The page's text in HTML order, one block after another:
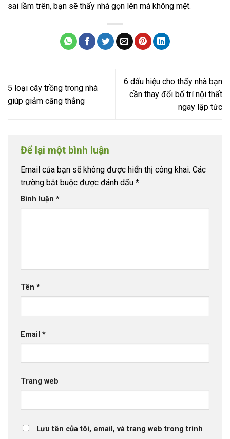
sai lầm trên, bạn sẽ thấy nhà gọn lên mà không mệt.
5 loại cây trồng trong nhà
giúp giảm căng thẳng
6 dấu hiệu cho thấy nhà bạn
cần thay đổi bố trí nội thất
ngay lập tức
Để lại một bình luận
Email của bạn sẽ không được hiển thị công khai. Các
trường bắt buộc được đánh dấu *
Bình luận *
Tên *
Email *
Trang web
Lưu tên của tôi, email, và trang web trong trình